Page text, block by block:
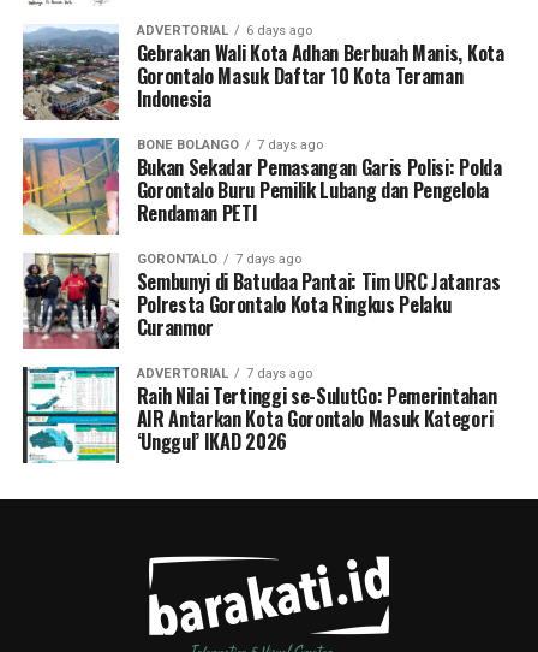
ADVERTORIAL 6 days ago
Gebrakan Wali Kota Adhan Berbuah Manis, Kota
Gorontalo Masuk Daftar 10 Kota Teraman
Indonesia
BONE BOLANGO 7 days ago
Bukan Sekadar Pemasangan Garis Polisi: Polda
Gorontalo Buru Pemilik Lubang dan Pengelola
Rendaman PETI
GORONTALO 7 days ago
Sembunyi di Batudaa Pantai: Tim URC Jatanras
Polresta Gorontalo Kota Ringkus Pelaku
Curanmor
ADVERTORIAL 7 days ago
Raih Nilai Tertinggi se-SulutGo: Pemerintahan
AIR Antarkan Kota Gorontalo Masuk Kategori
‘Unggul’ IKAD 2026